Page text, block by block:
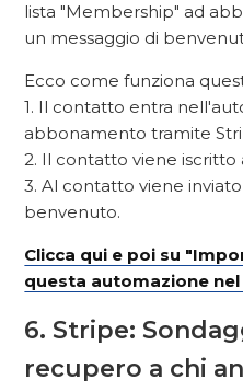
lista "Membership" ad
un messaggio di
Ecco come funziona
1. Il contatto entra
abbonamento tramite
2. Il contatto viene iscritto
3. Al contatto viene
benvenuto.
Clicca qui e poi su
questa automazione
6. Stripe:
recupero a chi